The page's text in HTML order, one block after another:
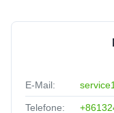
E-Mail:
Telefone: